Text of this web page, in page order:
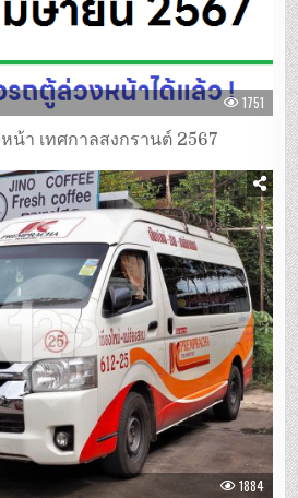
1751
น้า เทศกาลสงกรานต์ 2567
1884